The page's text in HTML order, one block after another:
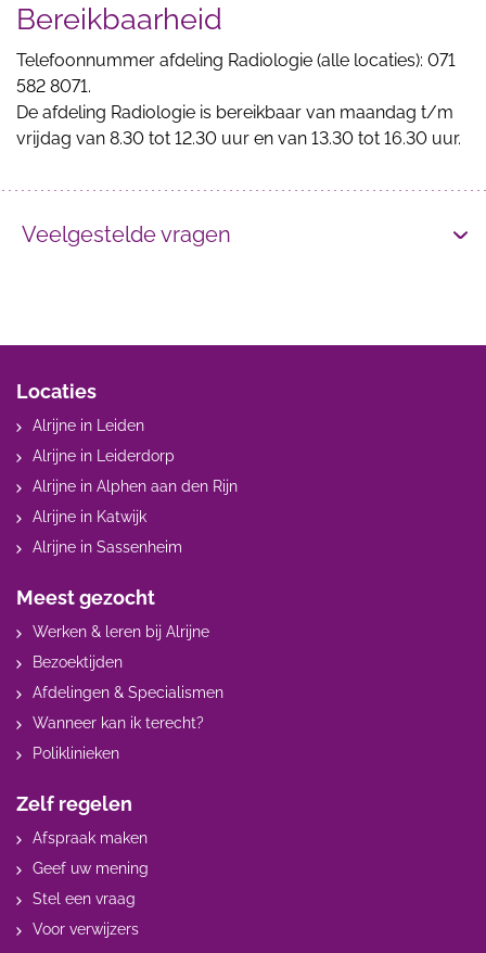
Bereikbaarheid
Telefoonnummer afdeling Radiologie (alle locaties): 071
582 8071.
De afdeling Radiologie is bereikbaar van maandag t/m
vrijdag van 8.30 tot 12.30 uur en van 13.30 tot 16.30 uur.
Veelgestelde vragen
Locaties
Alrijne in Leiden
Alrijne in Leiderdorp
Alrijne in Alphen aan den Rijn
Alrijne in Katwijk
Alrijne in Sassenheim
Meest gezocht
Werken & leren bij Alrijne
Bezoektijden
Afdelingen & Specialismen
Wanneer kan ik terecht?
Poliklinieken
Zelf regelen
Afspraak maken
Geef uw mening
Stel een vraag
Voor verwijzers